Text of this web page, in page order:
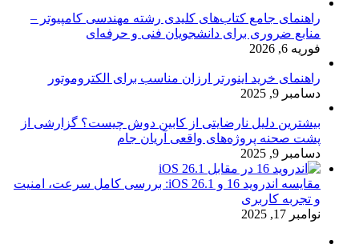
راهنمای جامع کتاب‌های کلیدی رشته مهندسی کامپیوتر –
منابع ضروری برای دانشجویان فنی و حرفه‌ای
فوریه 6, 2026
راهنمای خرید اینورتر ارزان مناسب برای الکتروموتور
دسامبر 9, 2025
بیشترین دلیل نارضایتی از کابین دوش چیست؟ گزارشی از
پشت صحنه پروژه‌های واقعی آریان جام
دسامبر 9, 2025
مقایسه اندروید 16 و iOS 26.1: بررسی کامل سرعت، امنیت
و تجربه کاربری
نوامبر 17, 2025